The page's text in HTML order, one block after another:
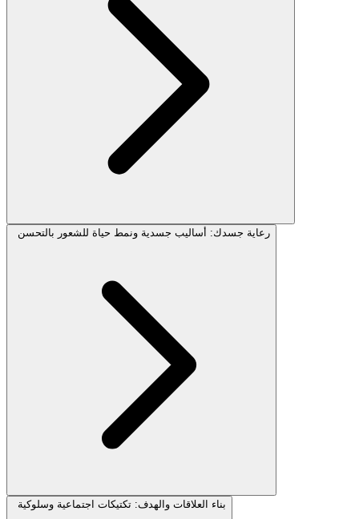
رعاية جسدك: أساليب جسدية ونمط حياة للشعور بالتحسن
بناء العلاقات والهدف: تكتيكات اجتماعية وسلوكية